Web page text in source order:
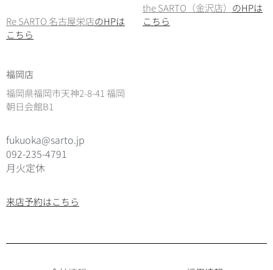
Re SARTO 名古屋栄店のHPは
こちら
the SARTO（金沢店） のHPは
こちら
福岡店
福岡県福岡市天神2-8-41 福岡
朝日会館B1
fukuoka@sarto.jp
092-235-4791
月火定休
来店予約はこちら